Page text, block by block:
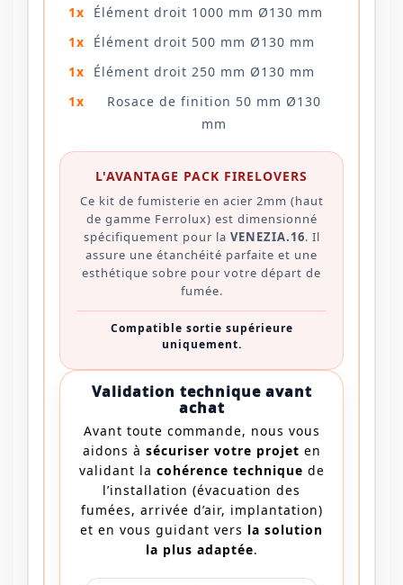
1x
Élément droit 1000 mm Ø130 mm
1x
Élément droit 500 mm Ø130 mm
1x
Élément droit 250 mm Ø130 mm
1x
Rosace de finition 50 mm Ø130
mm
L'AVANTAGE PACK FIRELOVERS
Ce kit de fumisterie en acier 2mm (haut
de gamme Ferrolux) est dimensionné
spécifiquement pour la VENEZIA.16. Il
assure une étanchéité parfaite et une
esthétique sobre pour votre départ de
fumée.
Compatible sortie supérieure
uniquement.
Validation technique avant
achat
Avant toute commande, nous vous
aidons à sécuriser votre projet en
validant la cohérence technique de
l’installation (évacuation des
fumées, arrivée d’air, implantation)
et en vous guidant vers la solution
la plus adaptée.